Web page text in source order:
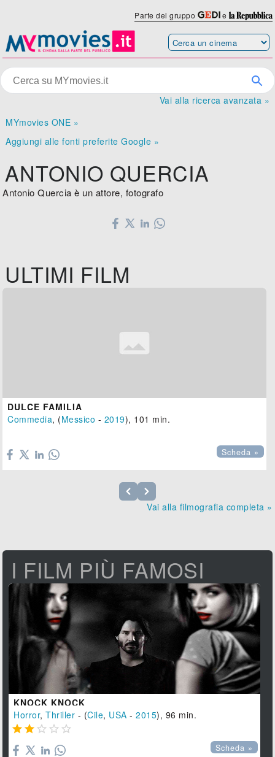
Parte del gruppo e
Vai alla ricerca avanzata »
MYmovies ONE »
Aggiungi alle fonti preferite Google »
ANTONIO QUERCIA
Antonio Quercia è un attore, fotografo
ULTIMI FILM
DULCE FAMILIA
Commedia, (Messico - 2019), 101 min.
Scheda »
Vai alla filmografia completa »
I FILM PIÙ FAMOSI
KNOCK KNOCK
Horror,Thriller - (Cile, USA -2015), 96 min.
    
Scheda »